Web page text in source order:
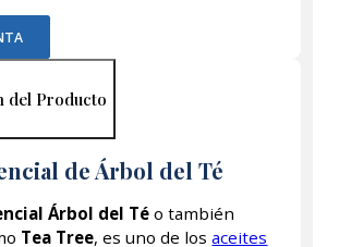
del Producto
de Árbol del Té
Árbol del Té o también
Tea Tree, es uno de losaceites